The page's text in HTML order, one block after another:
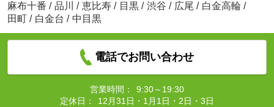
麻布十番 / 品川 / 恵比寿 / 目黒 / 渋谷 / 広尾 / 白金高輪 /
田町 / 白金台 / 中目黒
電話でお問い合わせ
営業時間：
9:30～19:30
定休日：
12月31日・1月1日・2日・3日